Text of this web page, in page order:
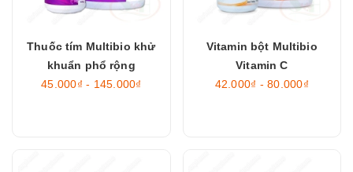
Thuốc tím Multibio khử
khuẩn phổ rộng
45.000₫ - 145.000₫
Vitamin bột Multibio
Vitamin C
42.000₫ - 80.000₫